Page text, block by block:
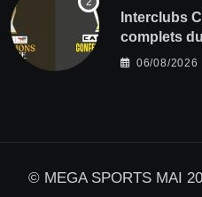
Interclubs
complets
préliminaires
06/08/2026
© MEGA SPORTS MAI